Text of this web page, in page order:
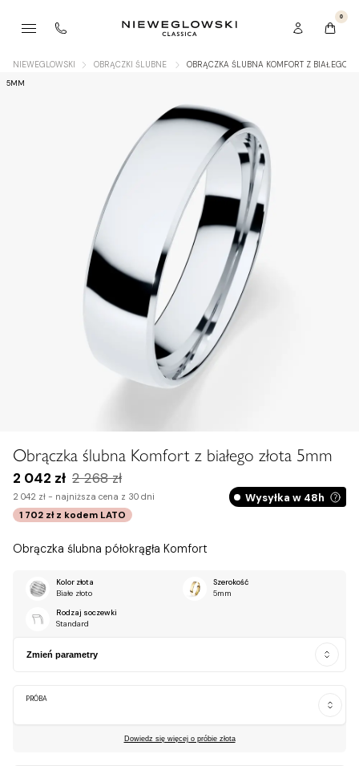
0
NIEWEGLOWSKI OBRĄCZKI ŚLUBNE OBRĄCZKA ŚLUBNA KOMFORT Z BIAŁEGO
5MM
Obrączka ślubna Komfort z białego złota 5mm
2 042 zł 2 268 zł
2 042 zł - najniższa cena z 30 dni
1 702 zł z kodem LATO
Wysyłka w 48h
Obrączka ślubna półokrągła Komfort
Kolor złota
Białe złoto
Szerokość
5mm
Rodzaj soczewki
Standard
Zmień parametry
PRÓBA
Dowiedz się więcej o próbie złota